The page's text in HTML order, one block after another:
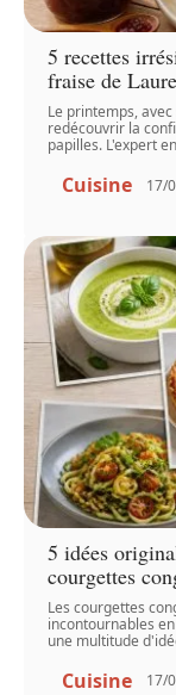
5 recettes
fraise de
Le printemps,
redécouvrir la
papilles. L'expert en
Cuisine 17/
5 idées
courgettes
Les courgettes
incontournables
une multitude
Cuisine 17/